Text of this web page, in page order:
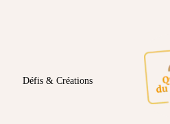
Défis & Créations